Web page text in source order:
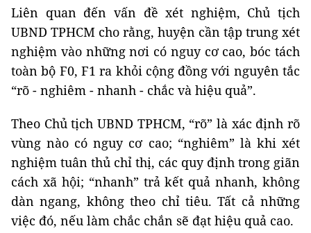
Liên quan đến vấn đề xét nghiệm, Chủ tịch
UBND TPHCM cho rằng, huyện cần tập trung xét
nghiệm vào những nơi có nguy cơ cao, bóc tách
toàn bộ F0, F1 ra khỏi cộng đồng với nguyên tắc
“rõ - nghiêm - nhanh - chắc và hiệu quả”.
Theo Chủ tịch UBND TPHCM, “rõ” là xác định rõ
vùng nào có nguy cơ cao; “nghiêm” là khi xét
nghiệm tuân thủ chỉ thị, các quy định trong giãn
cách xã hội; “nhanh” trả kết quả nhanh, không
dàn ngang, không theo chỉ tiêu. Tất cả những
việc đó, nếu làm chắc chắn sẽ đạt hiệu quả cao.